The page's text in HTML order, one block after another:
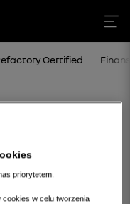
Certified
priorytetem.
cookies w celu tworzenia